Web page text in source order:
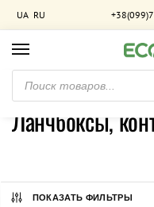
UA RU
Главная / Упаковка для фастфуда
Ланчбоксы,
ПОКАЗАТЬ ФИЛЬТРЫ